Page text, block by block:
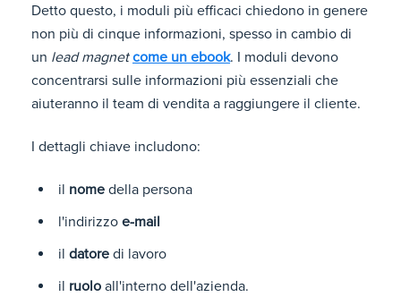
Detto questo, i moduli più efficaci chiedono in genere
non più di cinque informazioni, spesso in cambio di
un lead magnet come un ebook. I moduli devono
concentrarsi sulle informazioni più essenziali che
aiuteranno il team di vendita a raggiungere il cliente.
I dettagli chiave includono:
il nome della persona
l'indirizzo e-mail
il datore di lavoro
il ruolo all'interno dell'azienda.